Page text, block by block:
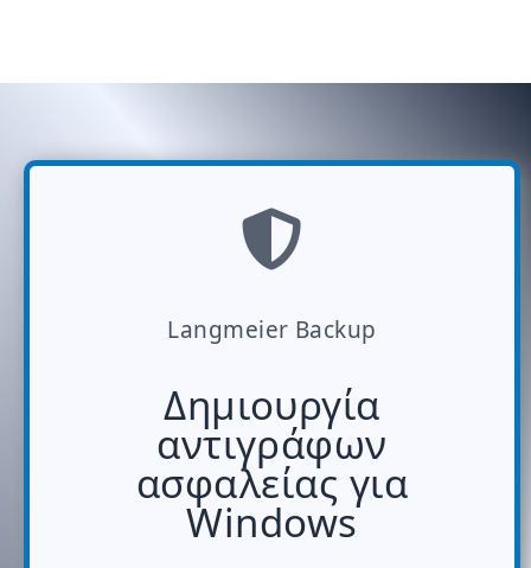
Langmeier Backup
Δημιουργία
αντιγράφων
ασφαλείας για
Windows